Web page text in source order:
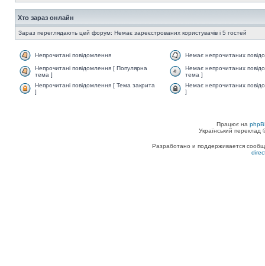
Хто зараз онлайн
Зараз переглядають цей форум: Немає зареєстрованих користувачів і 5 гостей
Непрочитані повідомлення
Немає непрочитаних
Непрочитані повідомлення [ Популярна
тема ]
Немає непрочитаних
тема ]
Непрочитані повідомлення [ Тема закрита
]
Немає непрочитаних
]
Працює на
Український
Разработано и поддерживается